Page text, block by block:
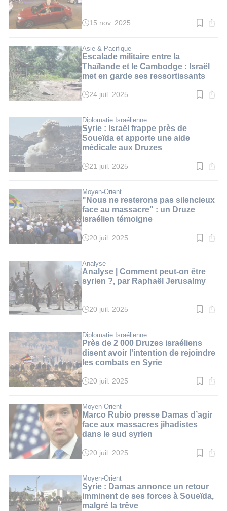
Temps
:
2
min.
15 nov. 2025
Asie & Pacifique
Escalade militaire entre la
Thaïlande et le Cambodge : Israël
met en garde ses ressortissants
Temps
:
3
min.
24 juil. 2025
Diplomatie Israélienne
Syrie : Israël frappe près de
Soueïda et apporte une aide
médicale aux Druzes
Temps
:
2
min.
21 juil. 2025
Moyen-Orient
"Nous ne resterons pas silencieux
face au massacre" : un Druze
israélien témoigne
Temps
:
3
min.
20 juil. 2025
Analyse
Analyse | Comment peut-on être
syrien ?, par Raphaël Jerusalmy
Temps
:
5
min.
20 juil. 2025
Diplomatie Israélienne
Près de 2 000 Druzes israéliens
disent avoir l'intention de rejoindre
les combats en Syrie
Temps
:
3
min.
20 juil. 2025
Moyen-Orient
Marco Rubio presse Damas d’agir
face aux massacres jihadistes
dans le sud syrien
Temps
:
3
min.
20 juil. 2025
Moyen-Orient
Syrie : Damas annonce un retour
imminent de ses forces à Soueïda,
malgré la trêve